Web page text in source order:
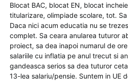
Blocat BAC, blocat EN, blocat
titularizare, olimpiade scolare, tot.
Daca nici acum educatia nu se
complet. Sa ceara anularea tuturor
proiect, sa dea inapoi numarul de
salariile cu inflatia pe anul trecut si
gandeasca serios sa dea tuturor
13-lea salariu/pensie. Suntem in UE